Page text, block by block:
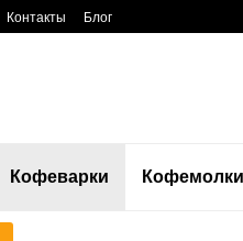
Контакты Блог
Кофеварки Кофемолки